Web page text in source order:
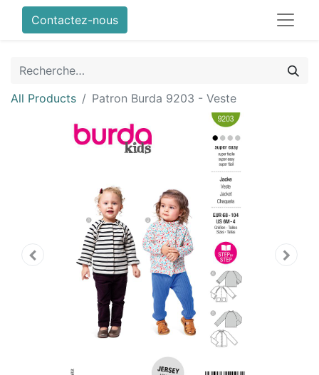
Contactez-nous
All Products Patron Burda 9203 - Veste